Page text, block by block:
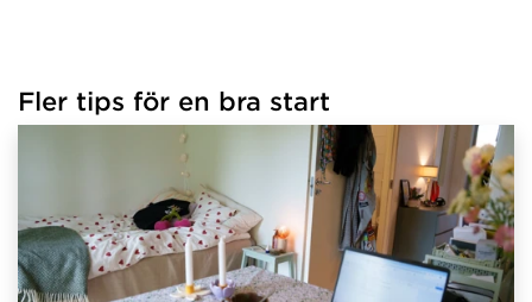
Fler tips för en bra start